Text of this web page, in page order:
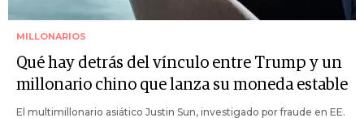
MILLONARIOS
Qué hay detrás del vínculo entre Trump y un
millonario chino que lanza su moneda estable
El multimillonario asiático Justin Sun, investigado por fraude en EE.